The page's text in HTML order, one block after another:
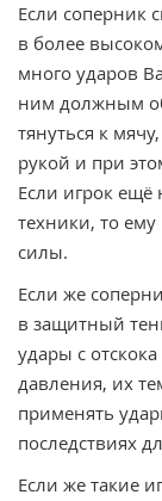
Если соперник
в более
много ударов
ним должным
тянуться к
рукой и при
Если игрок ещё
техники, то ему
силы.
Если же
в защитный
удары с
давления, их
применять
последствиях
Если же такие